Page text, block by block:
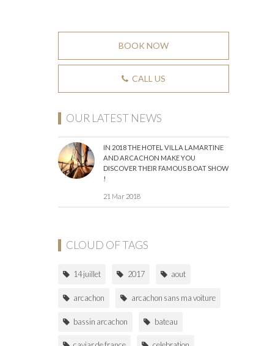
BOOK NOW
CALL US
OUR LATEST NEWS
IN 2018 THE HOTEL VILLA LAMARTINE
AND ARCACHON MAKE YOU
DISCOVER THEIR FAMOUS BOAT SHOW
!
21 Mar 2018
CLOUD OF TAGS
14 juillet 2017 aout
arcachon arcachon sans ma voiture
bassin arcachon bateau